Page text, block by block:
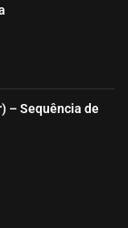
– Sequência de